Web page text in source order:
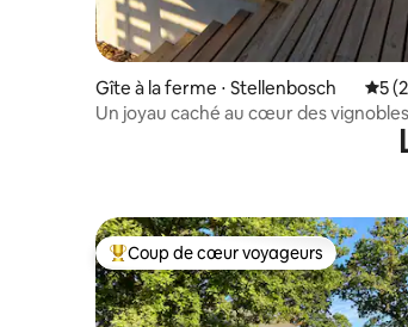
Gîte à la ferme ⋅ Stellenbosch
5
Un joyau caché au cœur des
Coups de cœur voyageurs les plus
Coup de cœur voyageurs